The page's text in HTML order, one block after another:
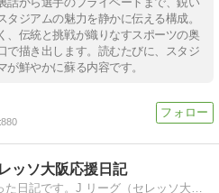
ジアムの魅力を静かに伝える構成。
、伝統と挑戦が織りなすスポーツの奥
で描き出します。読むたびに、スタジ
鮮やかに蘇る内容です。
880
ッソ大阪応援日記